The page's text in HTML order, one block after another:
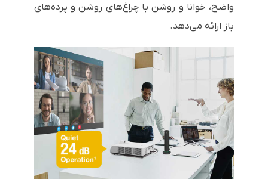
واضح، خوانا و روشن با چراغ‌های روشن و پرده‌های
باز ارائه می‌دهد.